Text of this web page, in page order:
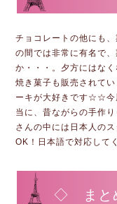
チョコレートの他にも
の間では非常に有名で
か・・・。夕方にはな
焼き菓子も販売されて
ーキが大好きです☆☆今
当に、昔ながらの手作
さんの中には日本人の
OK！日本語で対応して
◇ まと